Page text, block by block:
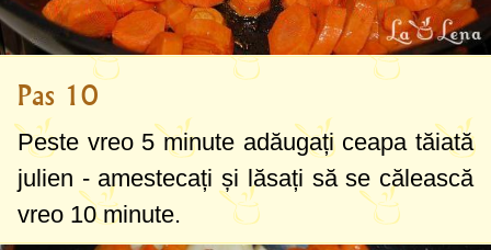
Pas 10
Peste vreo 5 minute adăugați ceapa tăiată
julien - amestecați și lăsați să se călească
vreo 10 minute.